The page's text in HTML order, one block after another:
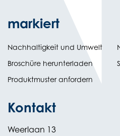
markiert
Nachhaltigkeit und Umwelt
Broschüre herunterladen(opens
in
new
Produktmuster anfordern
Kontakt
Weerlaan 13